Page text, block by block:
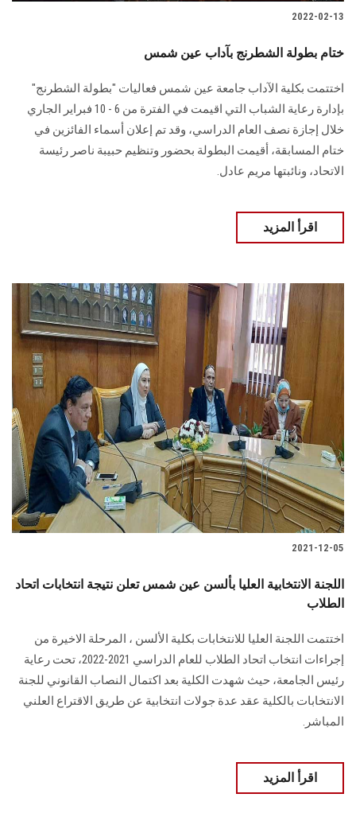
2022-02-13
ختام بطولة الشطرنج بآداب عين شمس
اختتمت بكلية الآداب جامعة عين شمس فعاليات "بطولة الشطرنج"
بإدارة رعاية الشباب التي اقيمت في الفترة من 6 - 10 فبراير الجاري
خلال إجازة نصف العام الدراسي، وقد تم إعلان أسماء الفائزين في
ختام المسابقة، أقيمت البطولة بحضور وتنظيم حبيبة ناصر رئيسة
الاتحاد، ونائبتها مريم عادل.
اقرأ المزيد
2021-12-05
اللجنة الانتخابية العليا بألسن عين شمس تعلن نتيجة انتخابات اتحاد
الطلاب
اختتمت اللجنة العليا للانتخابات بكلية الألسن ، المرحلة الاخيرة من
إجراءات انتخاب اتحاد الطلاب للعام الدراسي 2021-2022، تحت رعاية
رئيس الجامعة، حيث شهدت الكلية بعد اكتمال النصاب القانوني للجنة
الانتخابات بالكلية عقد عدة جولات انتخابية عن طريق الاقتراع العلني
المباشر.
اقرأ المزيد